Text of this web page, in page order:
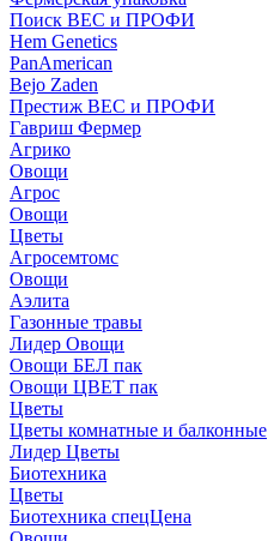
Поиск ВЕС и ПРОФИ
Hem Genetics
PanAmerican
Bejo Zaden
Престиж ВЕС и ПРОФИ
Гавриш Фермер
Агрико
Овощи
Агрос
Овощи
Цветы
Агросемтомс
Овощи
Аэлита
Газонные травы
Лидер Овощи
Овощи БЕЛ пак
Овощи ЦВЕТ пак
Цветы
Цветы комнатные и балконные
Лидер Цветы
Биотехника
Цветы
Биотехника спецЦена